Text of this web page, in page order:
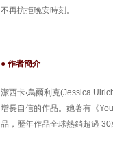
不再抗拒晚安時刻。
● 作者簡介
潔西卡‧烏爾利克(Jessica
增長自信的作品。她著有《
品，歷年作品全球熱銷超過